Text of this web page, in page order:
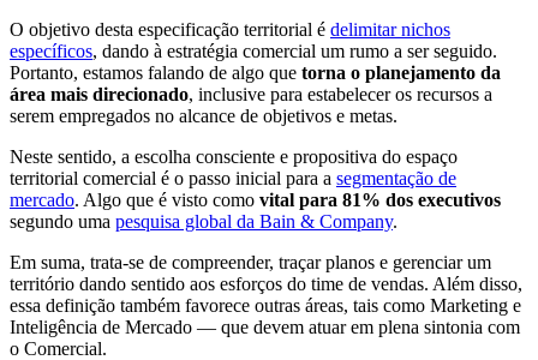
O objetivo desta especificação territorial é delimitar nichos
específicos, dando à estratégia comercial um rumo a ser seguido.
Portanto, estamos falando de algo que torna o planejamento da
área mais direcionado, inclusive para estabelecer os recursos a
serem empregados no alcance de objetivos e metas.
Neste sentido, a escolha consciente e propositiva do espaço
territorial comercial é o passo inicial para a segmentação de
mercado. Algo que é visto como vital para 81% dos executivos
segundo uma pesquisa global da Bain & Company.
Em suma, trata-se de compreender, traçar planos e gerenciar um
território dando sentido aos esforços do time de vendas. Além disso,
essa definição também favorece outras áreas, tais como Marketing e
Inteligência de Mercado — que devem atuar em plena sintonia com
o Comercial.